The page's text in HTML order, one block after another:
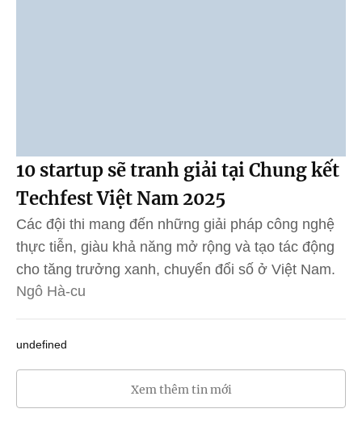
10 startup sẽ tranh giải tại Chung kết
Techfest Việt Nam 2025
Các đội thi mang đến những giải pháp công nghệ
thực tiễn, giàu khả năng mở rộng và tạo tác động
cho tăng trưởng xanh, chuyển đổi số ở Việt Nam.
Ngô Hà-cu
undefined
Xem thêm tin mới